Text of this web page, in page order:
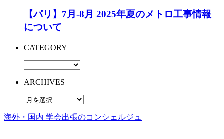
【パリ】7月-8月 2025年夏のメトロ工事情報
について
CATEGORY
ARCHIVES
海外・国内 学会出張のコンシェルジュ